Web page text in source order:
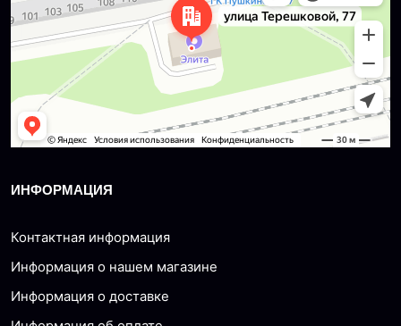
ИНФОРМАЦИЯ
Контактная информация
Информация о нашем магазине
Информация о доставке